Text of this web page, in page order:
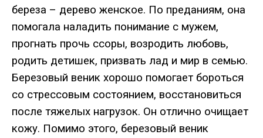
береза – дерево женское. По преданиям, она
помогала наладить понимание с мужем,
прогнать прочь ссоры, возродить любовь,
родить детишек, призвать лад и мир в семью.
Березовый веник хорошо помогает бороться
со стрессовым состоянием, восстановиться
после тяжелых нагрузок. Он отлично очищает
кожу. Помимо этого, березовый веник